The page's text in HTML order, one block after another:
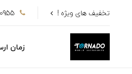
تخفیف های ویژه !
زمان